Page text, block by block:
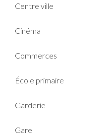
Centre ville
Cinéma
Commerces
École primaire
Garderie
Gare